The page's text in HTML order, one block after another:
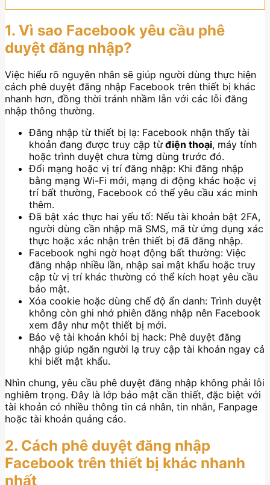
1. Vì sao Facebook yêu cầu phê
duyệt đăng nhập?
Việc hiểu rõ nguyên nhân sẽ giúp người dùng thực hiện
cách phê duyệt đăng nhập Facebook trên thiết bị khác
nhanh hơn, đồng thời tránh nhầm lẫn với các lỗi đăng
nhập thông thường.
Đăng nhập từ thiết bị lạ: Facebook nhận thấy tài
khoản đang được truy cập từđiện thoại, máy tính
hoặc trình duyệt chưa từng dùng trước đó.
Đổi mạng hoặc vị trí đăng nhập: Khi đăng nhập
bằng mạng Wi-Fi mới, mạng di động khác hoặc vị
trí bất thường, Facebook có thể yêu cầu xác minh
thêm.
Đã bật xác thực hai yếu tố: Nếu tài khoản bật 2FA,
người dùng cần nhập mã SMS, mã từ ứng dụng xác
thực hoặc xác nhận trên thiết bị đã đăng nhập.
Facebook nghi ngờ hoạt động bất thường: Việc
đăng nhập nhiều lần, nhập sai mật khẩu hoặc truy
cập từ vị trí khác thường có thể kích hoạt yêu cầu
bảo mật.
Xóa cookie hoặc dùng chế độ ẩn danh: Trình duyệt
không còn ghi nhớ phiên đăng nhập nên Facebook
xem đây như một thiết bị mới.
Bảo vệ tài khoản khỏi bị hack: Phê duyệt đăng
nhập giúp ngăn người lạ truy cập tài khoản ngay cả
khi biết mật khẩu.
Nhìn chung, yêu cầu phê duyệt đăng nhập không phải lỗi
nghiêm trọng. Đây là lớp bảo mật cần thiết, đặc biệt với
tài khoản có nhiều thông tin cá nhân, tin nhắn, Fanpage
hoặc tài khoản quảng cáo.
2. Cách phê duyệt đăng nhập
Facebook trên thiết bị khác nhanh
nhất